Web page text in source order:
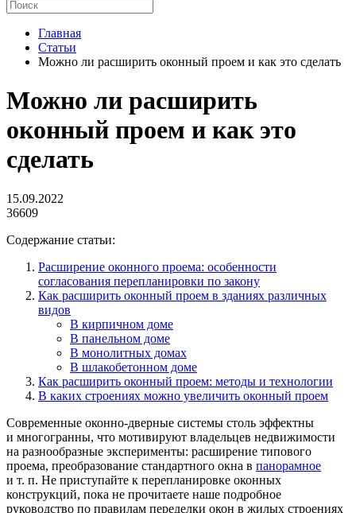
Главная
Статьи
Можно ли расширить оконный проем и как это сделать
Можно ли расширить
оконный проем и как это
сделать
15.09.2022
36609
Содержание статьи:
Расширение оконного проема: особенности
согласования перепланировки по закону
Как расширить оконный проем в зданиях различных
видов
В кирпичном доме
В панельном доме
В монолитных домах
В шлакобетонном доме
Как расширить оконный проем: методы и технологии
В каких строениях можно увеличить оконный проем
Современные оконно-дверные системы столь эффектны
и многогранны, что мотивируют владельцев недвижимости
на разнообразные эксперименты: расширение типового
проема, преобразование стандартного окна в панорамное
и т. п. Не приступайте к перепланировке оконных
конструкций, пока не прочитаете наше подробное
руководство по правилам переделки окон в жилых строениях